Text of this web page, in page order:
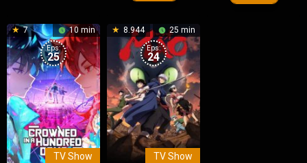
7 10 min
Eps:
25
TV Show
8.944 25 min
Eps:
24
TV Show